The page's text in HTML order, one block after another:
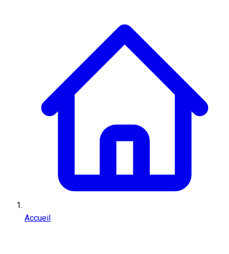
Accueil